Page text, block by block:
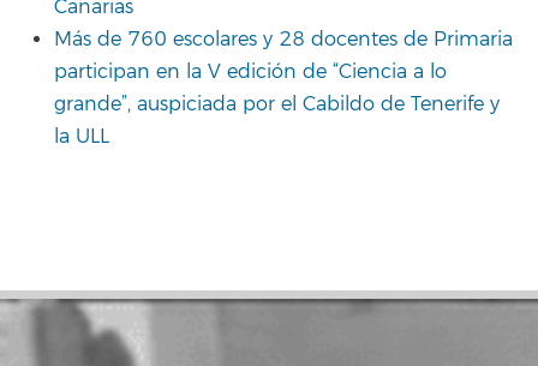
Canarias
Más de 760 escolares y 28 docentes de Primaria
participan en la V edición de “Ciencia a lo
grande”, auspiciada por el Cabildo de Tenerife y
la ULL